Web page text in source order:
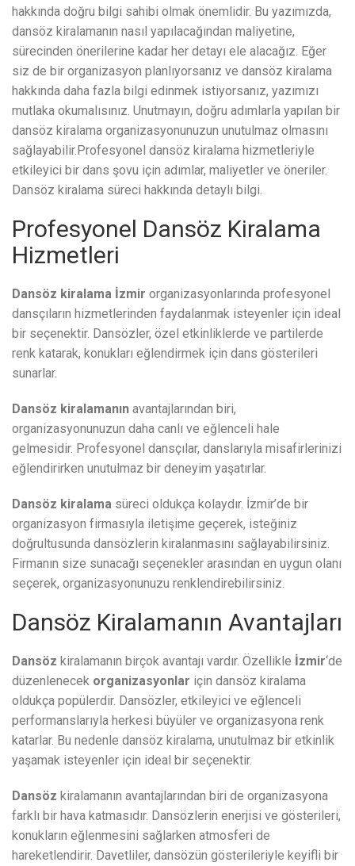
hakkında doğru bilgi sahibi olmak önemlidir. Bu yazımızda,
dansöz kiralamanın nasıl yapılacağından maliyetine,
sürecinden önerilerine kadar her detayı ele alacağız. Eğer
siz de bir organizasyon planlıyorsanız ve dansöz kiralama
hakkında daha fazla bilgi edinmek istiyorsanız, yazımızı
mutlaka okumalısınız. Unutmayın, doğru adımlarla yapılan bir
dansöz kiralama organizasyonunuzun unutulmaz olmasını
sağlayabilir.Profesyonel dansöz kiralama hizmetleriyle
etkileyici bir dans şovu için adımlar, maliyetler ve öneriler.
Dansöz kiralama süreci hakkında detaylı bilgi.
Profesyonel Dansöz Kiralama
Hizmetleri
Dansöz kiralama İzmir organizasyonlarında profesyonel
dansçıların hizmetlerinden faydalanmak isteyenler için ideal
bir seçenektir. Dansözler, özel etkinliklerde ve partilerde
renk katarak, konukları eğlendirmek için dans gösterileri
sunarlar.
Dansöz kiralamanın avantajlarından biri,
organizasyonunuzun daha canlı ve eğlenceli hale
gelmesidir. Profesyonel dansçılar, danslarıyla misafirlerinizi
eğlendirirken unutulmaz bir deneyim yaşatırlar.
Dansöz kiralama süreci oldukça kolaydır. İzmir’de bir
organizasyon firmasıyla iletişime geçerek, isteğiniz
doğrultusunda dansözlerin kiralanmasını sağlayabilirsiniz.
Firmanın size sunacağı seçenekler arasından en uygun olanı
seçerek, organizasyonunuzu renklendirebilirsiniz.
Dansöz Kiralamanın Avantajları
Dansöz kiralamanın birçok avantajı vardır. Özellikle İzmir‘de
düzenlenecek organizasyonlar için dansöz kiralama
oldukça popülerdir. Dansözler, etkileyici ve eğlenceli
performanslarıyla herkesi büyüler ve organizasyona renk
katarlar. Bu nedenle dansöz kiralama, unutulmaz bir etkinlik
yaşamak isteyenler için ideal bir seçenektir.
Dansöz kiralamanın avantajlarından biri de organizasyona
farklı bir hava katmasıdır. Dansözlerin enerjisi ve gösterileri,
konukların eğlenmesini sağlarken atmosferi de
hareketlendirir. Davetliler, dansözün gösterileriyle keyifli bir